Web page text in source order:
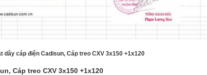
dây cáp điện Cadisun, Cáp treo CXV 3x150 +1x120
Cáp treo CXV 3x150 +1x120